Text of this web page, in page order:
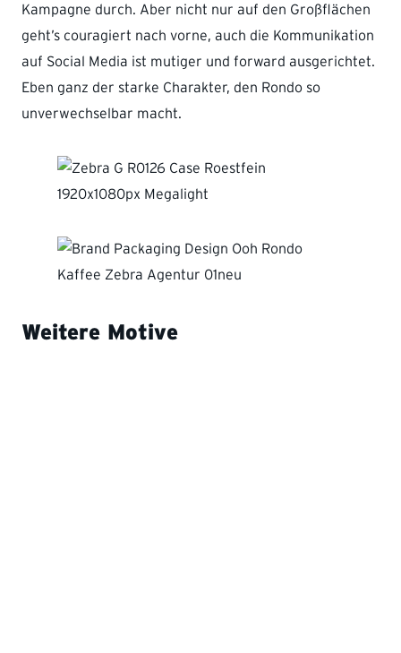
Kampagne durch. Aber nicht nur auf den Großflächen
geht’s couragiert nach vorne, auch die Kommunikation
auf Social Media ist mutiger und forward ausgerichtet.
Eben ganz der starke Charakter, den Rondo so
unverwechselbar macht.
Weitere Motive